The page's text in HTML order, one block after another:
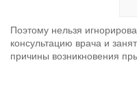
Поэтому нельзя
консультацию врача и
причины возникновения